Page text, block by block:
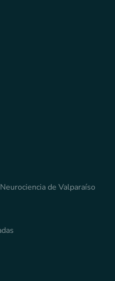
de Valparaíso